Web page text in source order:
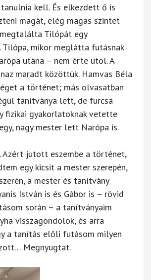
kell. És elkezdett ő is
magát, elég magas szintet
Tilópát egy
Tilópa, mikor meglátta futásnak
utána – nem érte utol. A
maradt közöttük. Hamvas Béla
a történet; más olvasatban
tanítványa lett, de furcsa
fizikai gyakorlatoknak vetette
nagy mester lett Narópa is.
Azért jutott eszembe a történet,
egy kicsit a mester szerepén,
a mester és tanítvány
István is és Gábor is – rövid
során – a tanítványaim
visszagondolok, és arra
a tanítás előli futásom milyen
Megnyugtat.